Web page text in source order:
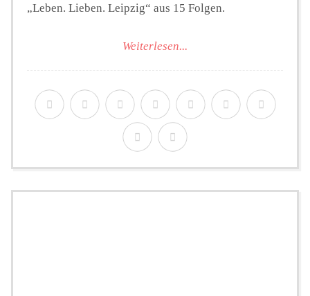
„Leben. Lieben. Leipzig“ aus 15 Folgen.
Weiterlesen...